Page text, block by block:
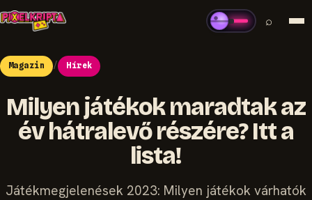
⌕
Magazin / Hírek
Milyen játékok maradtak az
év hátralevő részére? Itt a
lista!
Játékmegjelenések 2023: Milyen játékok várhatók